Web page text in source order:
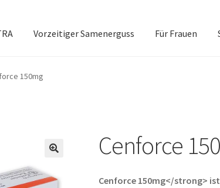
Vorzeitiger Samenerguss Für Frauen
150mg
Cenforce
Cenforce 150mg</strong>